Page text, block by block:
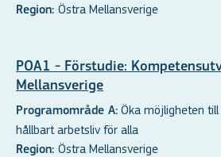
Region: Östra Mellansverige
POA1 - Förstudie:
Mellansverige
Programområde A: Öka möjligheten
hållbart arbetsliv för alla
Region: Östra Mellansverige